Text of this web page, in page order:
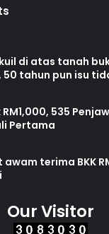
di atas tanah
tahun pun isu
535
Pertama
terima BKK
Our Visitor